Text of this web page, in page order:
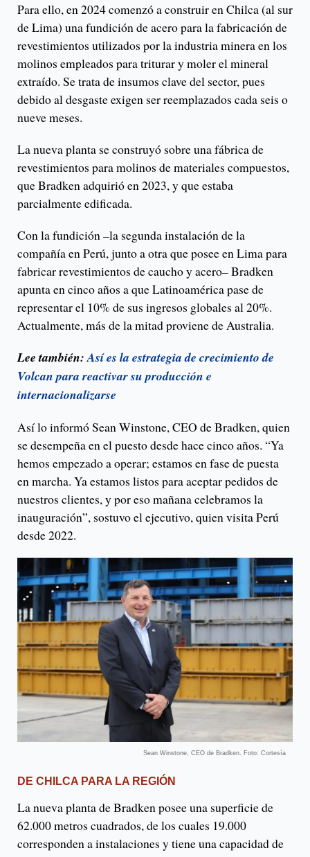
Para ello, en 2024 comenzó a construir en Chilca (al sur
de Lima) una fundición de acero para la fabricación de
revestimientos utilizados por la industria minera en los
molinos empleados para triturar y moler el mineral
extraído. Se trata de insumos clave del sector, pues
debido al desgaste exigen ser reemplazados cada seis o
nueve meses.
La nueva planta se construyó sobre una fábrica de
revestimientos para molinos de materiales compuestos,
que Bradken adquirió en 2023, y que estaba
parcialmente edificada.
Con la fundición –la segunda instalación de la
compañía en Perú, junto a otra que posee en Lima para
fabricar revestimientos de caucho y acero– Bradken
apunta en cinco años a que Latinoamérica pase de
representar el 10% de sus ingresos globales al 20%.
Actualmente, más de la mitad proviene de Australia.
Lee también:Así es la estrategia de crecimiento de
Volcan para reactivar su producción e
internacionalizarse
Así lo informó Sean Winstone, CEO de Bradken, quien
se desempeña en el puesto desde hace cinco años. “Ya
hemos empezado a operar; estamos en fase de puesta
en marcha. Ya estamos listos para aceptar pedidos de
nuestros clientes, y por eso mañana celebramos la
inauguración”, sostuvo el ejecutivo, quien visita Perú
desde 2022.
Sean Winstone, CEO de Bradken. Foto: Cortesía
DE CHILCA PARA LA REGIÓN
La nueva planta de Bradken posee una superficie de
62.000 metros cuadrados, de los cuales 19.000
corresponden a instalaciones y tiene una capacidad de